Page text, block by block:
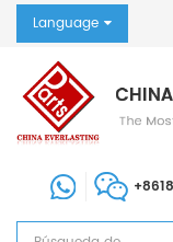
Language